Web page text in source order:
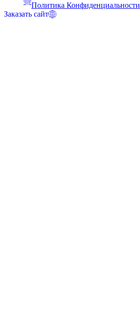
Политика Конфиденциальности
Заказать сайт